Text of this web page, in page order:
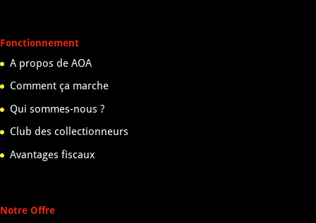
Fonctionnement
A propos de AOA
Comment ça marche
Qui sommes-nous ?
Club des collectionneurs
Avantages fiscaux
Notre Offre